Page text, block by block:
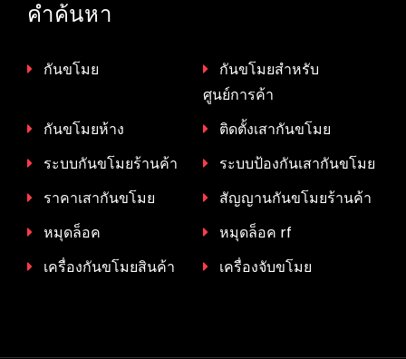
คำค้นหา
กันขโมย
กันขโมยสำหรับ
ศูนย์การค้า
กันขโมยห้าง
ติดตั้งเสากันขโมย
ระบบกันขโมยร้านค้า
ระบบป้องกันเสากันขโมย
ราคาเสากันขโมย
สัญญานกันขโมยร้านค้า
หมุดล็อค
หมุดล็อค rf
เครื่องกันขโมยสินค้า
เครื่องจับขโมย